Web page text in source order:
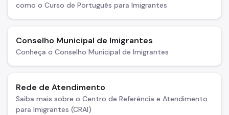
como o Curso de Português para Imigrantes
Conselho Municipal de Imigrantes
Conheça o Conselho Municipal de Imigrantes
Rede de Atendimento
Saiba mais sobre o Centro de Referência e Atendimento
para Imigrantes (CRAI)